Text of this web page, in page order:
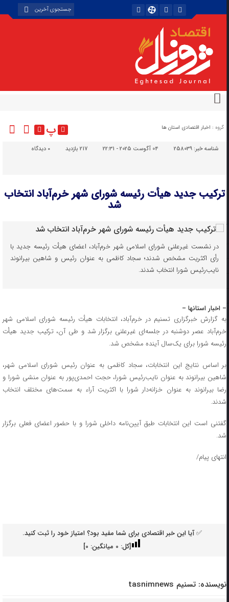
گروه : اخبار اقتصادی استان ها پ
شناسه خبر:258039 04 آگوست 2025 - 22:31 217 بازدید دیدگاه
ترکیب جدید هیأت رئیسه شورای شهر خرم‌آباد انتخاب
شد
در نشست غیرعلنی شورای اسلامی شهر خرم‌آباد، اعضای هیأت رئیسه جدید با
رأی اکثریت مشخص شدند؛ سجاد کاظمی به عنوان رئیس و شاهین بیرانوند
نایب‌رئیس شورا انتخاب شدند.
– اخبار استانها –
به گزارش خبرگزاری تسنیم در خرم‌آباد، انتخابات هیأت رئیسه شورای اسلامی شهر
خرم‌آباد عصر دوشنبه در جلسه‌ای غیرعلنی برگزار شد و طی آن، ترکیب جدید هیأت
رئیسه شورا برای یک‌سال آینده مشخص شد.
بر اساس نتایج این انتخابات، سجاد کاظمی به عنوان رئیس شورای اسلامی شهر،
شاهین بیرانوند به عنوان نایب‌رئیس شورا، حجت احمدی‌پور به عنوان منشی شورا و
رضا بیرانوند به عنوان خزانه‌دار شورا با اکثریت آراء به سمت‌های مختلف انتخاب
شدند.
گفتنی‌ است این انتخابات طبق آیین‌نامه داخلی شورا و با حضور اعضای فعلی برگزار
شد.
انتهای پیام/
✅ آیا این خبر اقتصادی برای شما مفید بود؟ امتیاز خود را ثبت کنید.
[کل: 0میانگین: 0
]
نویسنده: تسنیم tasnimnews